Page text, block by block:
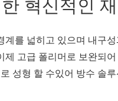
혁신적인
계를 넓히고 있으며 내구
제 고급 폴리머로 보완되
성형 할 수있어 방수 솔